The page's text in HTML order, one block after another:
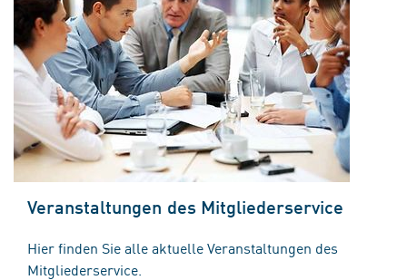
Veranstaltungen des Mitgliederservice
Hier finden Sie alle aktuelle Veranstaltungen des
Mitgliederservice.